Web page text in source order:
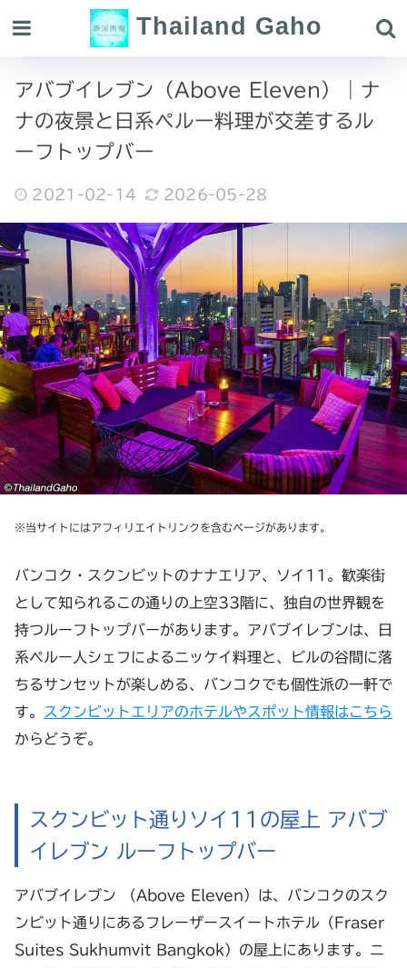
Thailand Gaho
アバブイレブン（Above Eleven）｜ナ
ナの夜景と日系ペルー料理が交差するル
ーフトップバー
2021-02-14 2026-05-28
※当サイトにはアフィリエイトリンクを含むページがあります。
バンコク・スクンビットのナナエリア、ソイ11。歓楽街
として知られるこの通りの上空33階に、独自の世界観を
持つルーフトップバーがあります。アバブイレブンは、日
系ペルー人シェフによるニッケイ料理と、ビルの谷間に落
ちるサンセットが楽しめる、バンコクでも個性派の一軒で
す。
スクンビットエリアのホテルやスポット情報はこちら
からどうぞ。
スクンビット通りソイ11の屋上 アバブ
イレブン ルーフトップバー
アバブイレブン （Above Eleven）は、バンコクのスク
ンビット通りにあるフレーザースイートホテル （Fraser
Suites Sukhumvit Bangkok）の屋上にあります。ニ